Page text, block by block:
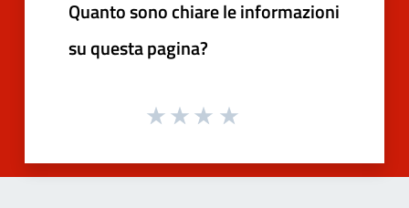
Quanto sono chiare le informazioni
su questa pagina?